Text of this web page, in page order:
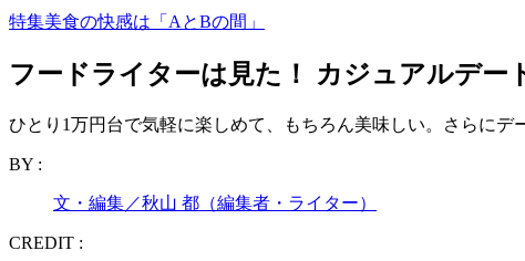
特集美食の快感は「AとBの間」
フードライターは見た！ カジュアルデー
ひとり1万円台で気軽に楽しめて、もちろん美味しい。さらにデ
BY :
文・編集／秋山 都（編集者・ライター）
CREDIT :